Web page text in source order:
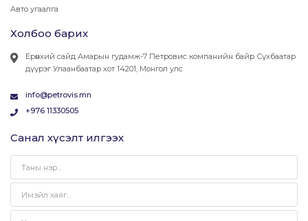
Авто угаалга
Холбоо барих
Ерөнхий сайд Амарын гудамж-7 Петровис компанийн байр Сүхбаатар
дүүрэг Улаанбаатар хот 14201, Монгол улс
info@petrovis.mn
+976 11330505
Санал хүсэлт илгээх